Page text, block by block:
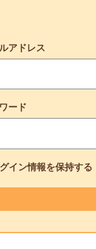
アドレス
ード
イン情報を保持する